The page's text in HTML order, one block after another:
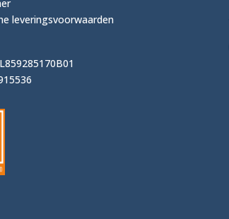
leveringsvoorwaarden